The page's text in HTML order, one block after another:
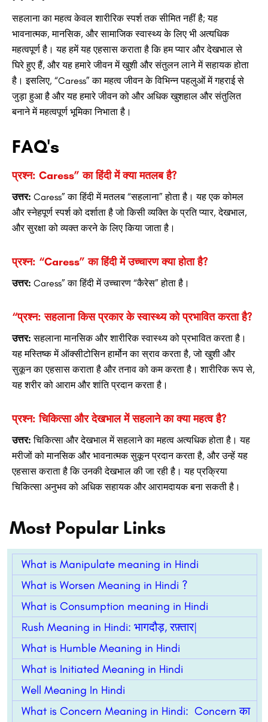
सहलाना का महत्व केवल शारीरिक स्पर्श तक सीमित नहीं है; यह
भावनात्मक, मानसिक, और सामाजिक स्वास्थ्य के लिए भी अत्यधिक
महत्वपूर्ण है। यह हमें यह एहसास कराता है कि हम प्यार और देखभाल से
घिरे हुए हैं, और यह हमारे जीवन में खुशी और संतुलन लाने में सहायक होता
है। इसलिए, “Caress” का महत्व जीवन के विभिन्न पहलुओं में गहराई से
जुड़ा हुआ है और यह हमारे जीवन को और अधिक खुशहाल और संतुलित
बनाने में महत्वपूर्ण भूमिका निभाता है।
FAQ's
प्रश्न: Caress” का हिंदी में क्या मतलब है?
उत्तर: Caress” का हिंदी में मतलब “सहलाना” होता है। यह एक कोमल
और स्नेहपूर्ण स्पर्श को दर्शाता है जो किसी व्यक्ति के प्रति प्यार, देखभाल,
और सुरक्षा को व्यक्त करने के लिए किया जाता है।
प्रश्न: “Caress” का हिंदी में उच्चारण क्या होता है?
उत्तर: Caress” का हिंदी में उच्चारण “कैरेस” होता है।
“प्रश्न: सहलाना किस प्रकार के स्वास्थ्य को प्रभावित करता है?
उत्तर:सहलाना मानसिक और शारीरिक स्वास्थ्य को प्रभावित करता है।
यह मस्तिष्क में ऑक्सीटोसिन हार्मोन का स्राव करता है, जो खुशी और
सुकून का एहसास कराता है और तनाव को कम करता है। शारीरिक रूप से,
यह शरीर को आराम और शांति प्रदान करता है।
प्रश्न: चिकित्सा और देखभाल में सहलाने का क्या महत्व है?
उत्तर:चिकित्सा और देखभाल में सहलाने का महत्व अत्यधिक होता है। यह
मरीजों को मानसिक और भावनात्मक सुकून प्रदान करता है, और उन्हें यह
एहसास कराता है कि उनकी देखभाल की जा रही है। यह प्रक्रिया
चिकित्सा अनुभव को अधिक सहायक और आरामदायक बना सकती है।
Most Popular Links
What is Manipulate meaning in Hindi
What is Worsen Meaning in Hindi ?
What is Consumption meaning in Hindi
Rush Meaning in Hindi: भागदौड़, रफ़्तार|
What is Humble Meaning in Hindi
What is Initiated Meaning in Hindi
Well Meaning In Hindi
What is Concern Meaning in Hindi: Concern का